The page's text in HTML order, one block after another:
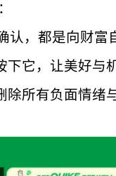
认，都是向财富
下它，让美好与
除所有负面情绪